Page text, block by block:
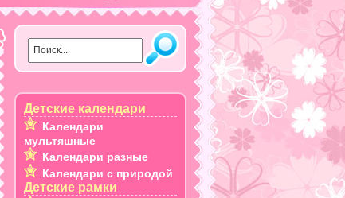
Детские календари
Календари
мультяшные
Календари разные
Календари с природой
Детские рамки